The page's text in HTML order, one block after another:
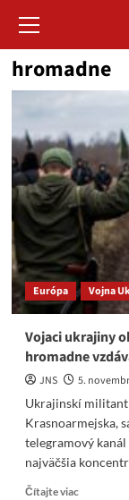
Menu
hromadne
Európa Vojna
Vojaci ukrajiny
hromadne
JNS
5.
Ukrajinskí
Krasnoarmejska,
telegramový kanál
najväčšia
Čítajte viacRead